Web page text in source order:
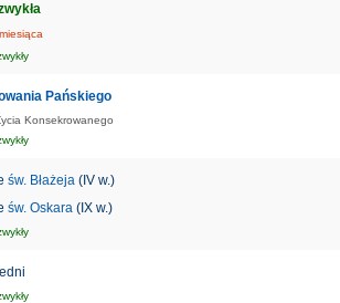
Pańskiego
Konsekrowanego
św. Błażeja(IV w.)
św. Oskara(IX w.)